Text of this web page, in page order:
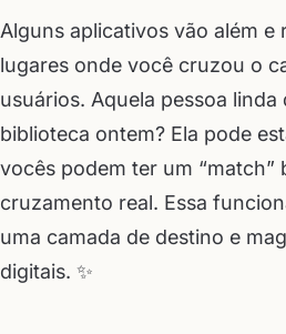
Alguns aplicativos vão além e
lugares onde você cruzou o
usuários. Aquela pessoa linda
biblioteca ontem? Ela pode
vocês podem ter um “match”
cruzamento real. Essa
uma camada de destino e
digitais. ✨